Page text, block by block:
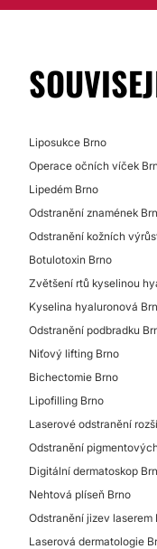
Liposukce Brno
Operace očních víček
Lipedém Brno
Odstranění znamének
Odstranění kožních
Botulotoxin Brno
Zvětšení rtů kyselinou
Kyselina hyaluronová
Odstranění podbradku
Niťový lifting Brno
Bichectomie Brno
Lipofilling Brno
Laserové odstranění
Odstranění
Digitální dermatoskop
Nehtová plíseň Brno
Odstranění jizev laserem
Laserová dermatologie